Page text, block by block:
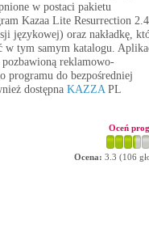
w postaci pakietu
Kazaa Lite Resurrection
językowej) oraz nakładkę,
w tym samym katalogu.
reklamowo-
programu do bezpośredniej
dostępna KAZZAPL
Oceń
Ocena: 3.3 (106